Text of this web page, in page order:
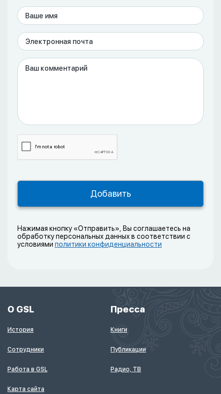
Нажимая кнопку «Отправить», Вы соглашаетесь на
обработку персональных данных в соответствии с
условиями политики конфиденциальности
О GSL
История
Сотрудники
Работа в GSL
Карта сайта
Пресса
Книги
Публикации
Радио, ТВ